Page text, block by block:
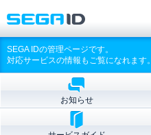
SEGA IDの管理ページです。
対応サービスの情報もご覧になれます。
お知らせ